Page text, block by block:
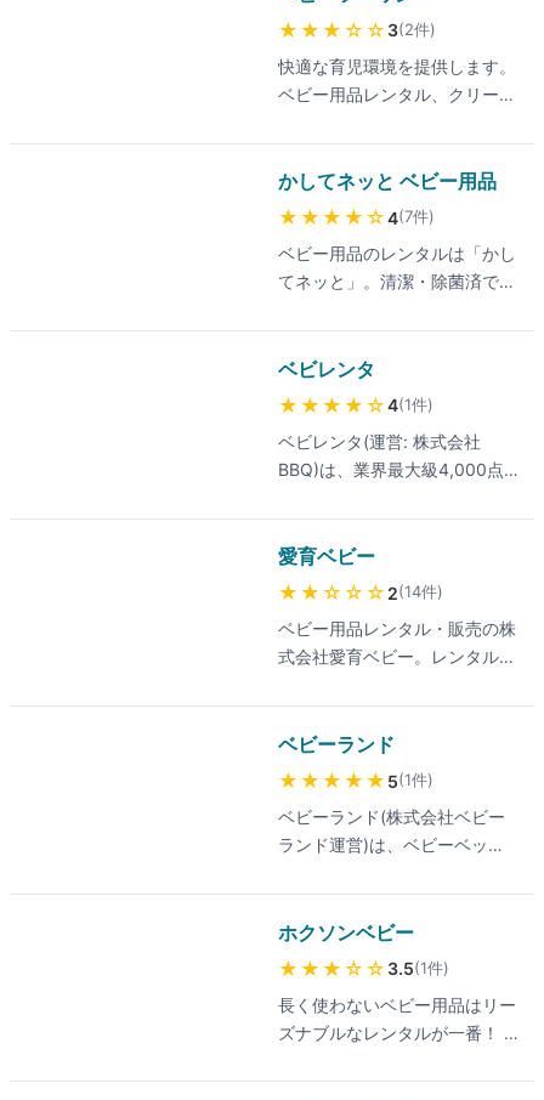
選定しLINEサポートも提供。
★★★ ☆☆ 3(2件)
快適な育児環境を提供します。
ベビー用品レンタル、クリーニ
ワン。レンタルアイテム３００
種類以上、全国配送にも対応し
ています。
かしてネッと ベビー用品
★★★★ ☆4(7件)
ベビー用品のレンタルは「かし
てネッと」。清潔・除菌済で安
応。料金割引制度もご用意して
います。
ベビレンタ
★★★★ ☆4(1件)
ベビレンタ(運営: 株式会社
BBQ)は、業界最大級4,000点以
ンタル専門店。元保育士が運営
し衛生管理を徹底、新生児から
利用可能。ベビーカー・ベビー
ア・ベビースケール・チャイル
ドシート・抱っこ紐など、最新
月レンタルで月額費用が割安に
なる仕組み。年齢別レンタルガ
イドが充実し、購入より経済的
に新生児期を乗り切れる設計。
最新の料金は公式サイトでご確
愛育ベビー
★★ ☆☆☆ 2(14件)
ベビー用品レンタル・販売の株
式会社愛育ベビー。レンタル料
料で集配いたします。最新の料
金は公式サイトでご確認くださ
い。
ベビーランド
★★★★★ 5(1件)
ベビーランド(株式会社ベビー
ランド運営)は、ベビーベッ
ートなどベビー用品の販売・レ
ンタル・クリーニング専門店。
商品の手洗いクリーニング・迅
サービスが好評。子育て情報サ
イトとして育児ノウハウの発信
ホクソンベビー
★★★ ☆☆ 3.5(1件)
長く使わないベビー用品はリー
ズナブルなレンタルが一番！ レ
は環境にもやさしく ロハス的な